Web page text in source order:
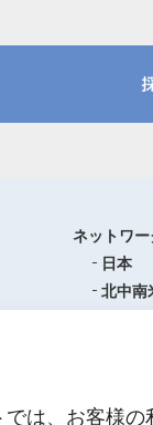
では、お客様
ネットワー
日本
北中南